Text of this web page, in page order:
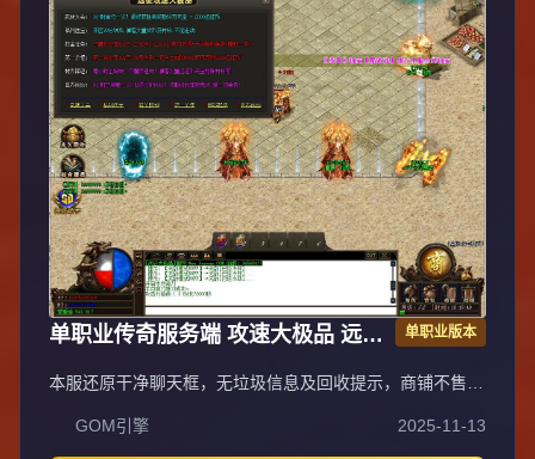
账号安全谨防诈骗。
单职业传奇服务端 攻速大极品 远征
版 GOM引擎
单职业版本
本服还原干净聊天框，无垃圾信息及回收提示，商铺不售材
群联系客服完美解答，无论是否消费均用心服务，所有玩家
公平对待。交易安全需通过商铺RMB点交易，提现手续费
GOM引擎 2025-11-13